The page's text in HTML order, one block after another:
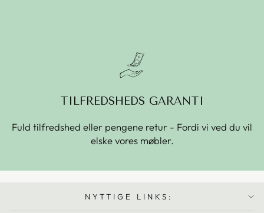
TILFREDSHEDS GARANTI
Fuld tilfredshed eller pengene retur - Fordi vi ved du vil
elske vores møbler.
NYTTIGE LINKS: